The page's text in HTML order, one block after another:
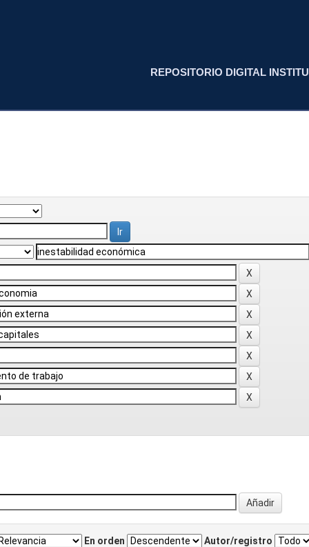
REPOSITORIO DIGITAL
En orden Autor/registro